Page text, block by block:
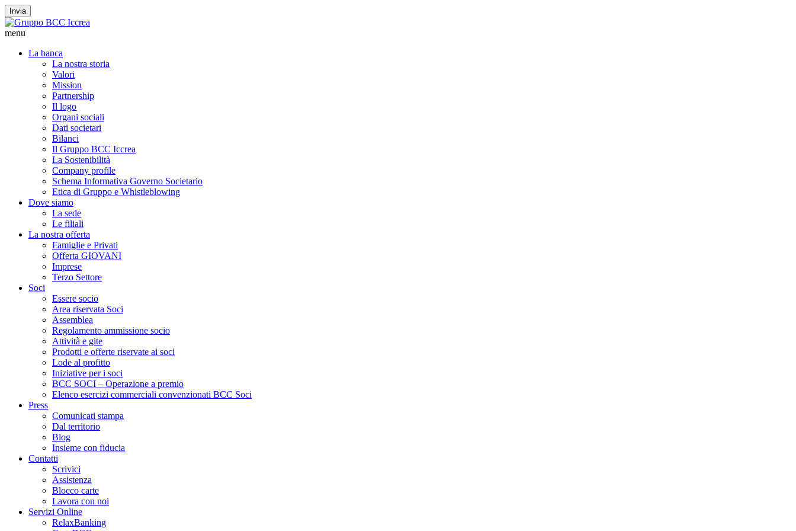
Invia
menu
La banca
La nostra storia
Valori
Mission
Partnership
Il logo
Organi sociali
Dati societari
Bilanci
Il Gruppo BCC Iccrea
La Sostenibilità
Company profile
Schema Informativa Governo Societario
Etica di Gruppo e Whistleblowing
Dove siamo
La sede
Le filiali
La nostra offerta
Famiglie e Privati
Offerta GIOVANI
Imprese
Terzo Settore
Soci
Essere socio
Area riservata Soci
Assemblea
Regolamento ammissione socio
Attività e gite
Prodotti e offerte riservate ai soci
Lode al profitto
Iniziative per i soci
BCC SOCI – Operazione a premio
Elenco esercizi commerciali convenzionati BCC Soci
Press
Comunicati stampa
Dal territorio
Blog
Insieme con fiducia
Contatti
Scrivici
Assistenza
Blocco carte
Lavora con noi
Servizi Online
RelaxBanking